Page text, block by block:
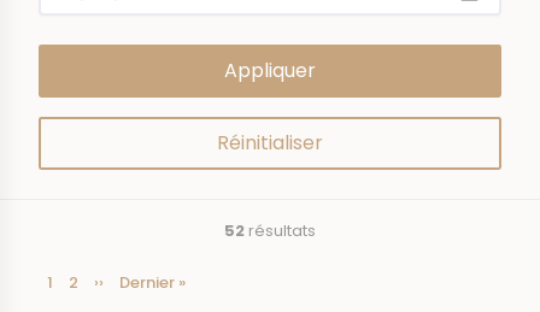
52 résultats
Pagination
Page
1 Page
2
Page
››
Dernière
Dernier »